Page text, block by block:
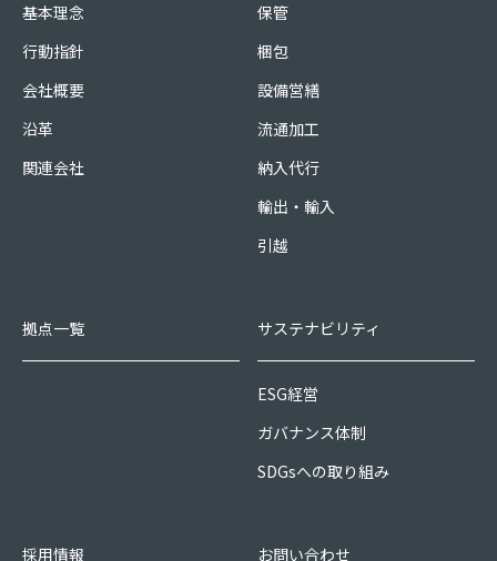
基本理念
行動指針
会社概要
沿革
関連会社
保管
梱包
設備営繕
流通加工
納入代行
輸出・輸入
引越
拠点一覧 サステナビリティ
ESG経営
ガバナンス体制
SDGsへの取り組み
採用情報 お問い合わせ